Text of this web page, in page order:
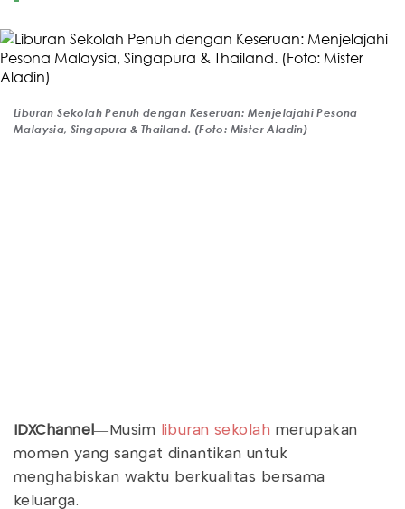
Liburan Sekolah Penuh dengan Keseruan: Menjelajahi Pesona
Malaysia, Singapura & Thailand. (Foto: Mister Aladin)
IDXChannel—Musim liburan sekolah merupakan
momen yang sangat dinantikan untuk
menghabiskan waktu berkualitas bersama
keluarga.